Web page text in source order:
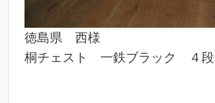
徳島県 西様
桐チェスト 一鉄ブラック ４段